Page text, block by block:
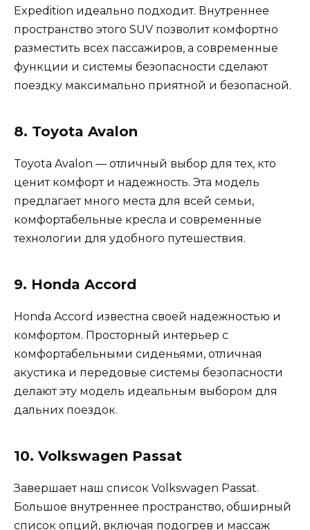
Expedition идеально подходит. Внутреннее
пространство этого SUV позволит комфортно
разместить всех пассажиров, а современные
функции и системы безопасности сделают
поездку максимально приятной и безопасной.
8. Toyota Avalon
Toyota Avalon — отличный выбор для тех, кто
ценит комфорт и надежность. Эта модель
предлагает много места для всей семьи,
комфортабельные кресла и современные
технологии для удобного путешествия.
9. Honda Accord
Honda Accord известна своей надежностью и
комфортом. Просторный интерьер с
комфортабельными сиденьями, отличная
акустика и передовые системы безопасности
делают эту модель идеальным выбором для
дальних поездок.
10. Volkswagen Passat
Завершает наш список Volkswagen Passat.
Большое внутреннее пространство, обширный
список опций, включая подогрев и массаж